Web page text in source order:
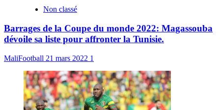
Non classé
Barrages de la Coupe du monde 2022: Magassouba
dévoile sa liste pour affronter la Tunisie.
MaliFootball 21 mars 2022 1